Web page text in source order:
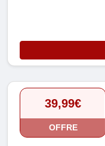
39,99€
OFFRE